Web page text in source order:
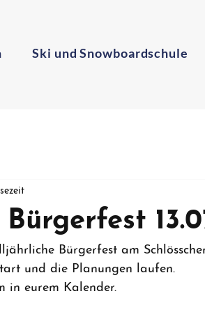
Ski und Snowboardschule
Bürgerfest am
und die Planungen laufen.
in eurem Kalender.